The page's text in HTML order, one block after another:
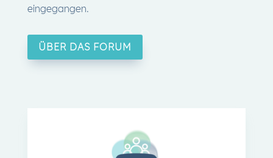
eingegangen.
ÜBER DAS FORUM